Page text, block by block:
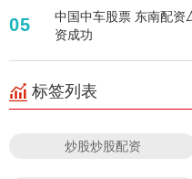
05
中国中车股票 东南配资
资成功
标签列表
炒股炒股配资